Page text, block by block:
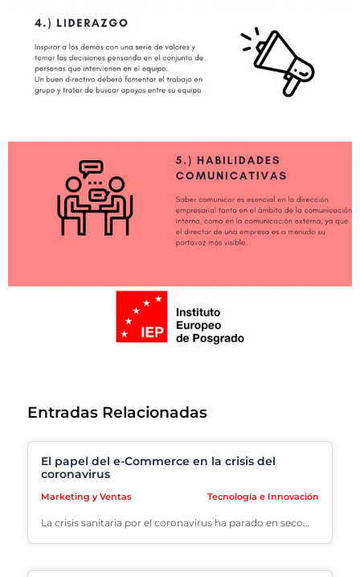
Entradas Relacionadas
El papel del e-Commerce en la crisis del
coronavirus
Marketing y Ventas Tecnología e Innovación
La crisis sanitaria por el coronavirus ha parado en seco…